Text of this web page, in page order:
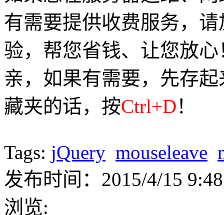
有需要提供收费服务，
验，帮您省钱、让您放心
亲，如果有需要，先存
藏夹的话，按Ctrl+D！
Tags: jQuery mouseleave
发布时间：2015/4/15
浏览: